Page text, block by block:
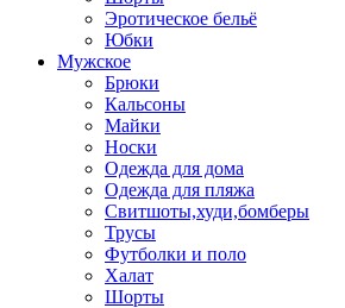
Эротическое бельё
Юбки
Мужское
Брюки
Кальсоны
Майки
Носки
Одежда для дома
Одежда для пляжа
Свитшоты,худи,бомберы
Трусы
Футболки и поло
Халат
Шорты